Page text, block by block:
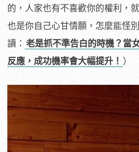
的，人家也有不喜歡你的權利，
也是你自己心甘情願，怎麼能怪
讀： 老是抓不準告白的時機？當
反應，成功機率會大幅提升！ ）